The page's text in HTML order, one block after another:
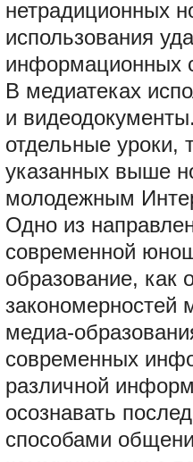
нетрадиционных
использования
информационных
В медиатеках
и
отдельные уроки,
указанных выше
молодежным
Одно из
современной
образование, как
закономерностей
медиа-
современных
различной
осознавать
способами